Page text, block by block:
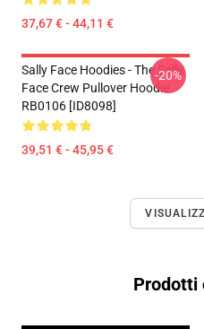
37,67 € - 44,11 €
Sally Face Hoodies - The Sally
Face Crew Pullover Hoodie
RB0106 [ID8098]
39,51 € - 45,95 €
-20%
Prodotti